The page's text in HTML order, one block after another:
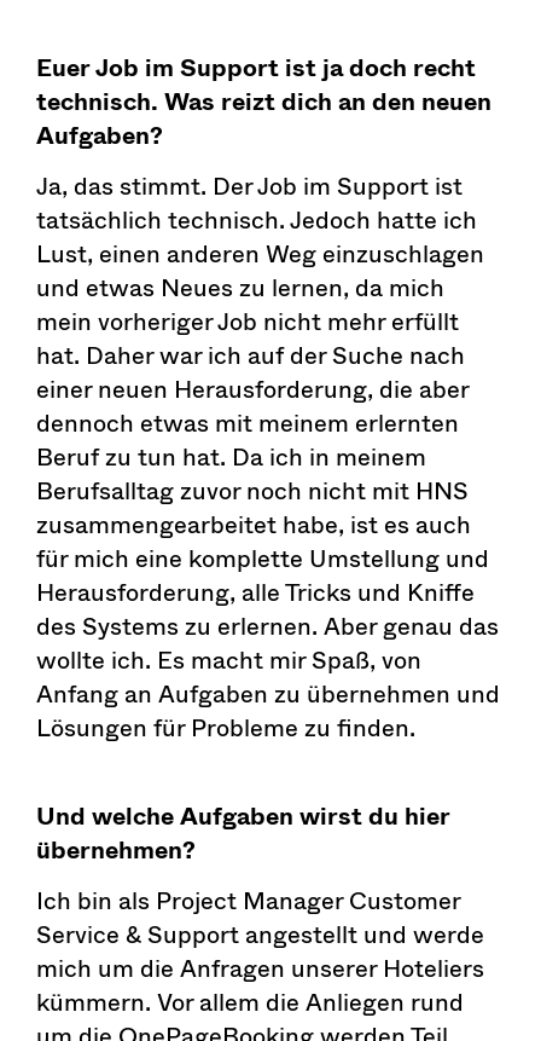
Euer Job im Support ist ja doch recht
technisch. Was reizt dich an den neuen
Aufgaben?
Ja, das stimmt. Der Job im Support ist
tatsächlich technisch. Jedoch hatte ich
Lust, einen anderen Weg einzuschlagen
und etwas Neues zu lernen, da mich
mein vorheriger Job nicht mehr erfüllt
hat. Daher war ich auf der Suche nach
einer neuen Herausforderung, die aber
dennoch etwas mit meinem erlernten
Beruf zu tun hat. Da ich in meinem
Berufsalltag zuvor noch nicht mit HNS
zusammengearbeitet habe, ist es auch
für mich eine komplette Umstellung und
Herausforderung, alle Tricks und Kniffe
des Systems zu erlernen. Aber genau das
wollte ich. Es macht mir Spaß, von
Anfang an Aufgaben zu übernehmen und
Lösungen für Probleme zu finden.
Und welche Aufgaben wirst du hier
übernehmen?
Ich bin als Project Manager Customer
Service & Support angestellt und werde
mich um die Anfragen unserer Hoteliers
kümmern. Vor allem die Anliegen rund